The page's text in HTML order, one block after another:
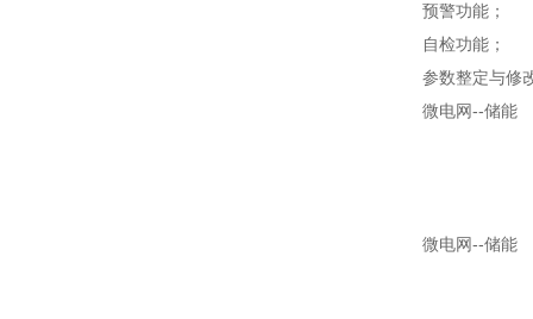
预警功能；
自检功能；
参数整定与修
微电网--储能
微电网--储能